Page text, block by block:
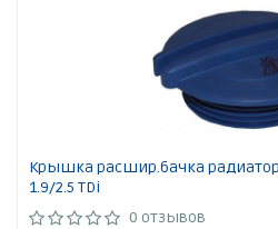
Крышка расшир.бачка
1.9/2.5 TDi
0 отзывов